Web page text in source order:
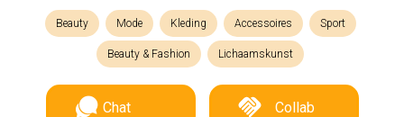
Beauty Mode Kleding Accessoires Sport
Beauty & Fashion Lichaamskunst
Chat Collab